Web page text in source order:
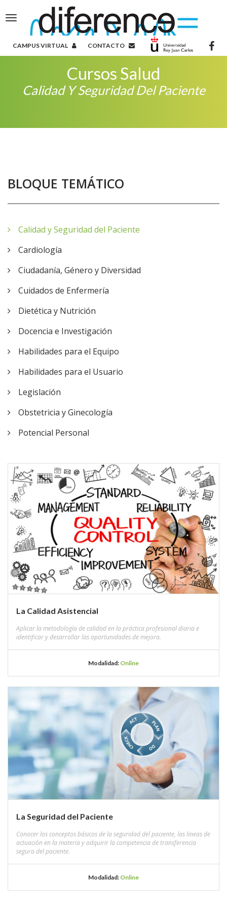
Toggle
navigation
CAMPUS VIRTUAL CONTACTO
Cursos Salud
Calidad Y Seguridad Del Paciente
BLOQUE TEMÁTICO
Calidad y Seguridad del Paciente
Cardiología
Ciudadanía, Género y Diversidad
Cuidados de Enfermería
Dietética y Nutrición
Docencia e Investigación
Habilidades para el Equipo
Habilidades para el Usuario
Legislación
Obstetricia y Ginecología
Potencial Personal
La Calidad Asistencial
Aplicar la metodología de calidad en la práctica profesional diaria e
identificar y desarrollar las oportunidades de mejora.
Modalidad: Online
La Seguridad del Paciente
Conocer los conceptos básicos de la seguridad del paciente, las lineas de
actuación en la materia y adquirir la competencia de transferencia
segura del paciente.
Modalidad: Online